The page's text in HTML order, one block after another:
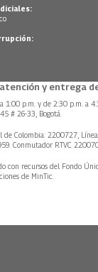
y entrega
1:00 p.m. y de 2:30 p.m. a
# 26-33, Bogotá.
de Colombia: 2200727,
Conmutador RTVC
con recursos del Fondo
de MinTic.